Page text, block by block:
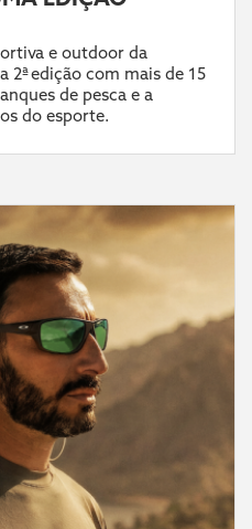
e outdoor da
2ª edição com mais de 15
de pesca e a
do esporte.